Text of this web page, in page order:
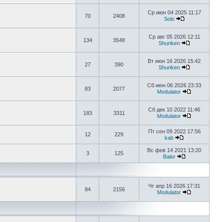
70 2408
Ср июн 04 2025 11:17
Solo
134 3548
Ср авг 05 2026 12:11
Shuriken
27 390
Вт июн 16 2026 15:42
Shuriken
83 2077
Сб июн 06 2026 23:33
Modulator
183 3311
Сб дек 10 2022 11:46
Modulator
12 229
Пт сен 09 2022 17:56
kab
3 125
Вс фев 14 2021 13:20
Balor
84 2156
Чт апр 16 2026 17:31
Modulator